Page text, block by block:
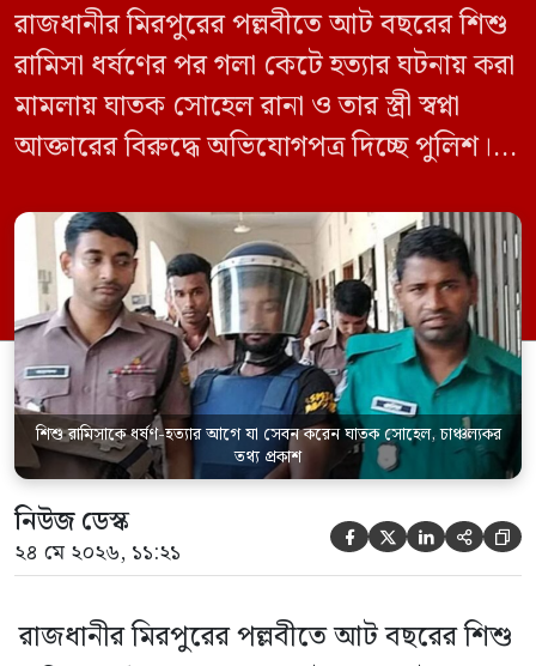
রাজধানীর মিরপুরের পল্লবীতে আট বছরের শিশু
রামিসা ধর্ষণের পর গলা কেটে হত্যার ঘটনায় করা
মামলায় ঘাতক সোহেল রানা ও তার স্ত্রী স্বপ্না
আক্তারের বিরুদ্ধে অভিযোগপত্র দিচ্ছে পুলিশ।
সেবন করেছিলেন বলে জবানবন্দিতে
জানিয়েছেন আসামি। রোববার (২৪ মে) সকালে
মামলার তদন্ত কর্মকর্তা পল্লবী থানার উপ-
পরিদর্শক অহিদুজ্জামান এ তথ্য নিছিত করেন।
তিনি বলেন, […]
শিশু রামিসাকে ধর্ষণ-হত্যার আগে যা সেবন করেন ঘাতক সোহেল, চাঞ্চল্যকর
তথ্য প্রকাশ
নিউজ ডেস্ক
২৪ মে ২০২৬, ১১:২১     
রাজধানীর মিরপুরের পল্লবীতে আট বছরের শিশু